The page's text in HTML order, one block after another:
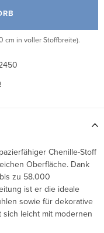
cm in voller Stoffbreite).
Chenille-Stoff
Oberfläche. Dank
zu 58.000
ist er die ideale
sowie für dekorative
leicht mit modernen